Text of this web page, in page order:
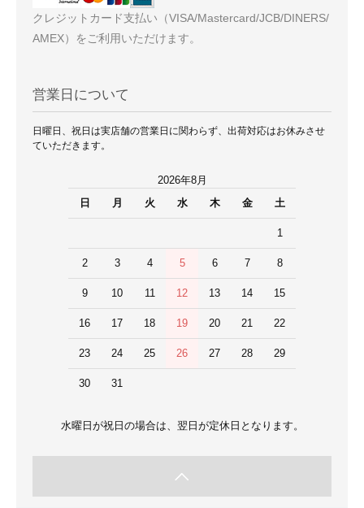
クレジットカード支払い（VISA/Mastercard/JCB/DINERS/
AMEX）をご利用いただけます。
営業日について
日曜日、祝日は実店舗の営業日に関わらず、出荷対応はお休みさせ
ていただきます。
2026年8月
日
月 火 水 木 金 土
1
2 3 4 5 6 7 8
9 10 11 12 13 14 15
16 17 18 19 20 21 22
23 24 25 26 27 28 29
30 31
水曜日が祝日の場合は、翌日が定休日となります。